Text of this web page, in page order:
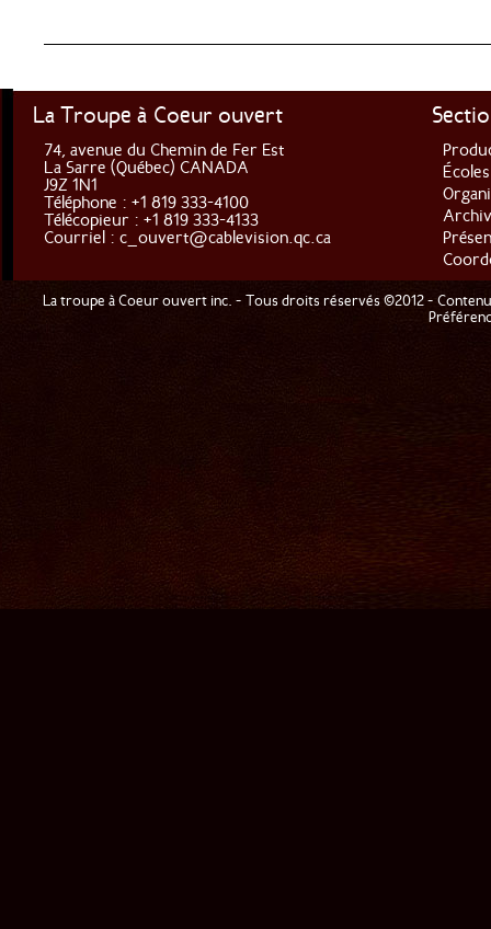
La Troupe à Coeur ouvert
74, avenue du Chemin de Fer Est
La Sarre (Québec) CANADA
J9Z 1N1
Téléphone : +1 819 333-4100
Télécopieur : +1 819 333-4133
Courriel : c_ouvert@cablevision.qc.ca
La troupe à Coeur ouvert inc. - Tous droits réservés ©2012 -